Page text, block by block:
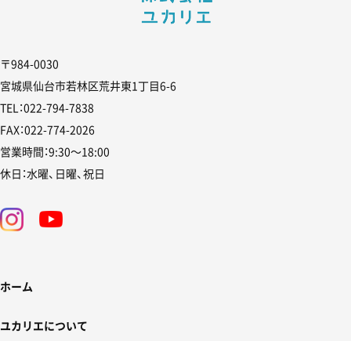
〒984-0030
宮城県仙台市若林区荒井東1丁目6-6
TEL：022-794-7838
FAX：022-774-2026
営業時間：9:30〜18:00
休日：水曜、日曜、祝日
ホーム
ユカリエについて